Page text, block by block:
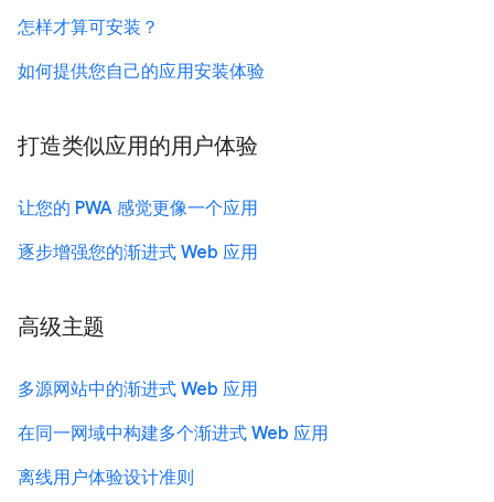
怎样才算可安装？
如何提供您自己的应用安装体验
打造类似应用的用户体验
让您的 PWA 感觉更像一个应用
逐步增强您的渐进式 Web 应用
高级主题
多源网站中的渐进式 Web 应用
在同一网域中构建多个渐进式 Web 应用
离线用户体验设计准则